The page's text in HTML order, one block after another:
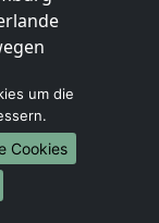
um die
Cookies